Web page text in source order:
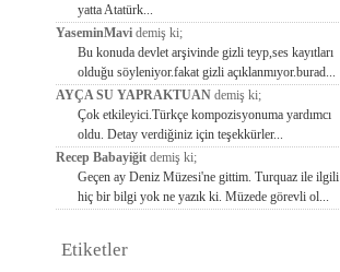
yatta Atatürk...
YaseminMavi demiş ki;
Bu konuda devlet arşivinde gizli teyp,ses kayıtları
olduğu söyleniyor.fakat gizli açıklanmıyor.burad...
AYÇA SU YAPRAKTUAN demiş ki;
Çok etkileyici.Türkçe kompozisyonuma yardımcı
oldu. Detay verdiğiniz için teşekkürler...
Recep Babayiğit demiş ki;
Geçen ay Deniz Müzesi'ne gittim. Turquaz ile ilgili
hiç bir bilgi yok ne yazık ki. Müzede görevli ol...
Etiketler